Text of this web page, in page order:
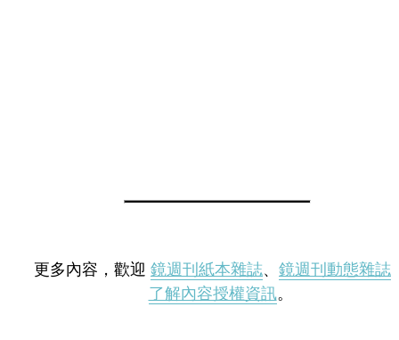
更多內容，歡迎 鏡週刊紙本雜誌、 鏡週刊動態雜誌
了解內容授權資訊。